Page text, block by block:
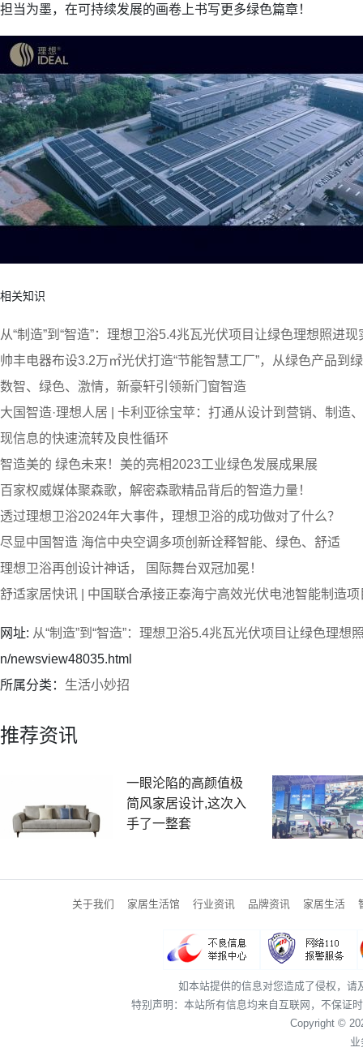
担当为墨，在可持续发展的画卷上书写更多绿色篇章！
相关知识
从“制造”到“智造”：理想卫浴5.4兆瓦光伏项目让绿色理想照进现
帅丰电器布设3.2万㎡光伏打造“节能智慧工厂”，从绿色产品到
数智、绿色、激情，新豪轩引领新门窗智造
大国智造·理想人居 | 卡利亚徐宝苹：打通从设计到营销、制造
现信息的快速流转及良性循环
智造美的 绿色未来！美的亮相2023工业绿色发展成果展
百家权威媒体聚森歌，解密森歌精品背后的智造力量！
透过理想卫浴2024年大事件，理想卫浴的成功做对了什么？
尽显中国智造 海信中央空调多项创新诠释智能、绿色、舒适
理想卫浴再创设计神话， 国际舞台双冠加冕！
舒适家居快讯 | 中国联合承接正泰海宁高效光伏电池智能制造项
网址: 从“制造”到“智造”：理想卫浴5.4兆瓦光伏项目让绿色理想
n/newsview48035.html
所属分类： 生活小妙招
推荐资讯
一眼沦陷的高颜值极
简风家居设计,这次入
手了一整套
关于我们 家居生活馆 行业资讯 品牌资讯 家居生活
如本站提供的信息对您造成了侵权，
特别声明：本站所有信息均来自互联网，不保证
Copyright ©